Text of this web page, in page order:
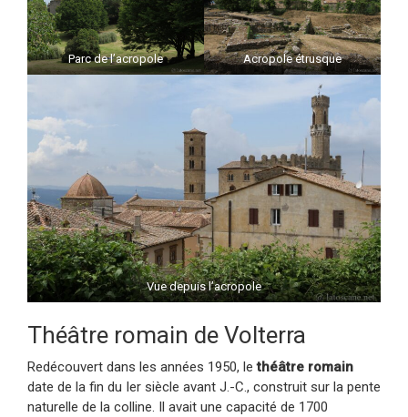
Parc de l’acropole Acropole étrusque
Vue depuis l’acropole
Théâtre romain de Volterra
Redécouvert dans les années 1950, lethéâtre romain
date de la fin du Ier siècle avant J.-C., construit sur la pente
naturelle de la colline. Il avait une capacité de 1700